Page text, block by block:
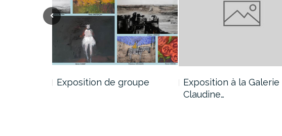
Exposition de groupe
Exposition à la Galerie
Claudine…